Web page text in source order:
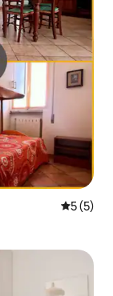
平均评分
5 (5)